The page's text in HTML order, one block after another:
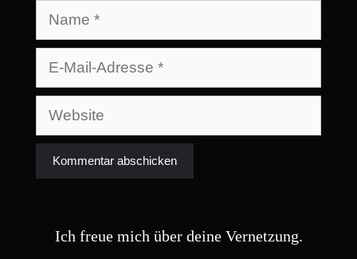
Adresse
Website
Ich freue mich über deine Vernetzung.